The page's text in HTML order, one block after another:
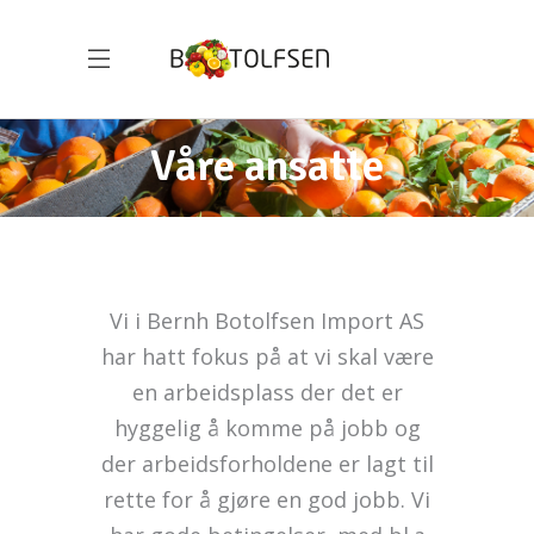
Våre ansatte
Vi i Bernh Botolfsen Import AS
har hatt fokus på at vi skal være
en arbeidsplass der det er
hyggelig å komme på jobb og
der arbeidsforholdene er lagt til
rette for å gjøre en god jobb. Vi